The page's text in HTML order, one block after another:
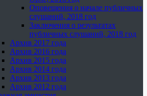
Оповещения о начале публичных
слушаний, 2018 год
Заключения о результатах
публичных слушаний, 2018 год
Архив 2017 года
Архив 2016 года
Архив 2015 года
Архив 2014 года
Архив 2013 года
Архив 2012 года